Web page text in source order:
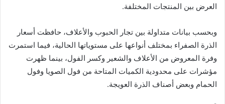
العرض بين المنتجات المختلفة.
وبحسب بيانات متداولة بين تجار الحبوب والأعلاف، حافظت أسعار
الذرة الصفراء بمختلف أنواعها على مستوياتها الحالية، فيما استمرت
وفرة المعروض من الأعلاف والشعير وكسر الفول، بينما ظهرت
مؤشرات على محدودية الكميات المتاحة من فول الصويا وفول
الحمام وبعض أصناف الذرة العويجة.